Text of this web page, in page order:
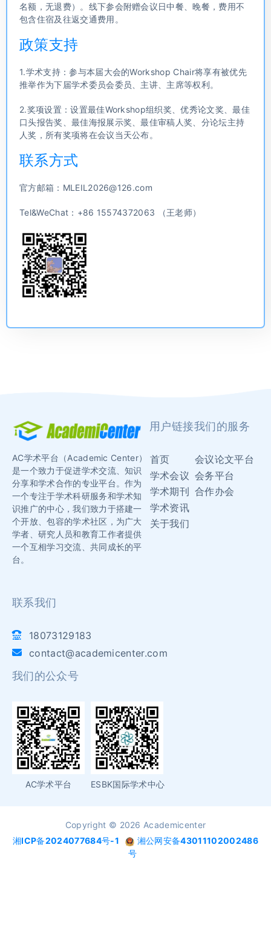
名额，无退费）。线下参会附赠会议日中餐、晚餐，费用不
包含住宿及往返交通费用。
政策支持
1.学术支持：参与本届大会的Workshop Chair将享有被优先
推举作为下届学术委员会委员、主讲、主席等权利。
2.奖项设置：设置最佳Workshop组织奖、优秀论文奖、最佳
口头报告奖、最佳海报展示奖、最佳审稿人奖、分论坛主持
人奖，所有奖项将在会议当天公布。
联系方式
官方邮箱：MLEIL2026@126.com
Tel&WeChat：+86 15574372063 （王老师）
AC学术平台（Academic Center）
是一个致力于促进学术交流、知识
分享和学术合作的专业平台。作为
一个专注于学术科研服务和学术知
识推广的中心，我们致力于搭建一
个开放、包容的学术社区，为广大
学者、研究人员和教育工作者提供
一个互相学习交流、共同成长的平
台。
用户链接
首页
学术会议
学术期刊
学术资讯
关于我们
我们的服务
会议论文平台
会务平台
合作办会
联系我们
18073129183
contact@academicenter.com
我们的公众号
AC学术平台 ESBK国际学术中心
Copyright © 2026 Academicenter
湘ICP备2024077684号-1
湘公网安备43011102002486
号